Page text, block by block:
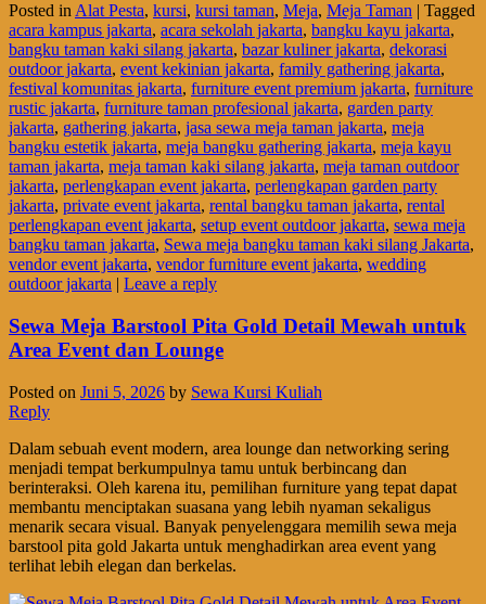
Posted in Alat Pesta, kursi, kursi taman, Meja, Meja Taman | Tagged
acara kampus jakarta, acara sekolah jakarta, bangku kayu jakarta,
bangku taman kaki silang jakarta, bazar kuliner jakarta, dekorasi
outdoor jakarta, event kekinian jakarta, family gathering jakarta,
festival komunitas jakarta, furniture event premium jakarta, furniture
rustic jakarta, furniture taman profesional jakarta, garden party
jakarta, gathering jakarta, jasa sewa meja taman jakarta, meja
bangku estetik jakarta, meja bangku gathering jakarta, meja kayu
taman jakarta, meja taman kaki silang jakarta, meja taman outdoor
jakarta, perlengkapan event jakarta, perlengkapan garden party
jakarta, private event jakarta, rental bangku taman jakarta, rental
perlengkapan event jakarta, setup event outdoor jakarta, sewa meja
bangku taman jakarta, Sewa meja bangku taman kaki silang Jakarta,
vendor event jakarta, vendor furniture event jakarta, wedding
outdoor jakarta | Leave a reply
Sewa Meja Barstool Pita Gold Detail Mewah untuk
Area Event dan Lounge
Posted on Juni 5, 2026 by Sewa Kursi Kuliah
Reply
Dalam sebuah event modern, area lounge dan networking sering
menjadi tempat berkumpulnya tamu untuk berbincang dan
berinteraksi. Oleh karena itu, pemilihan furniture yang tepat dapat
membantu menciptakan suasana yang lebih nyaman sekaligus
menarik secara visual. Banyak penyelenggara memilih sewa meja
barstool pita gold Jakarta untuk menghadirkan area event yang
terlihat lebih elegan dan berkelas.